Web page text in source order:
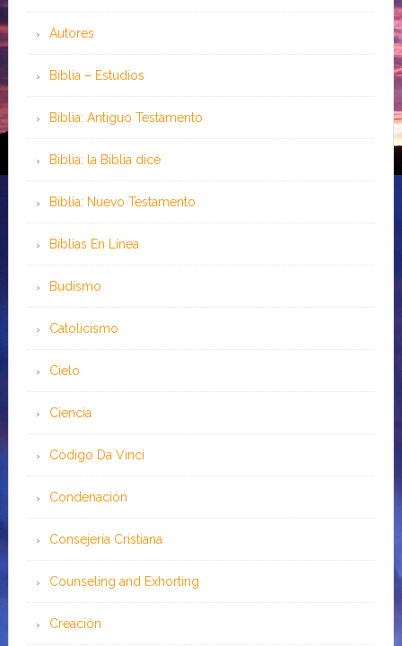
Autores
Biblia – Estudios
Biblia: Antiguo Testamento
Biblia: la Biblia dice
Biblia: Nuevo Testamento
Bíblias En Línea
Budismo
Catolicismo
Cielo
Ciencia
Código Da Vinci
Condenación
Consejería Cristiana
Counseling and Exhorting
Creación